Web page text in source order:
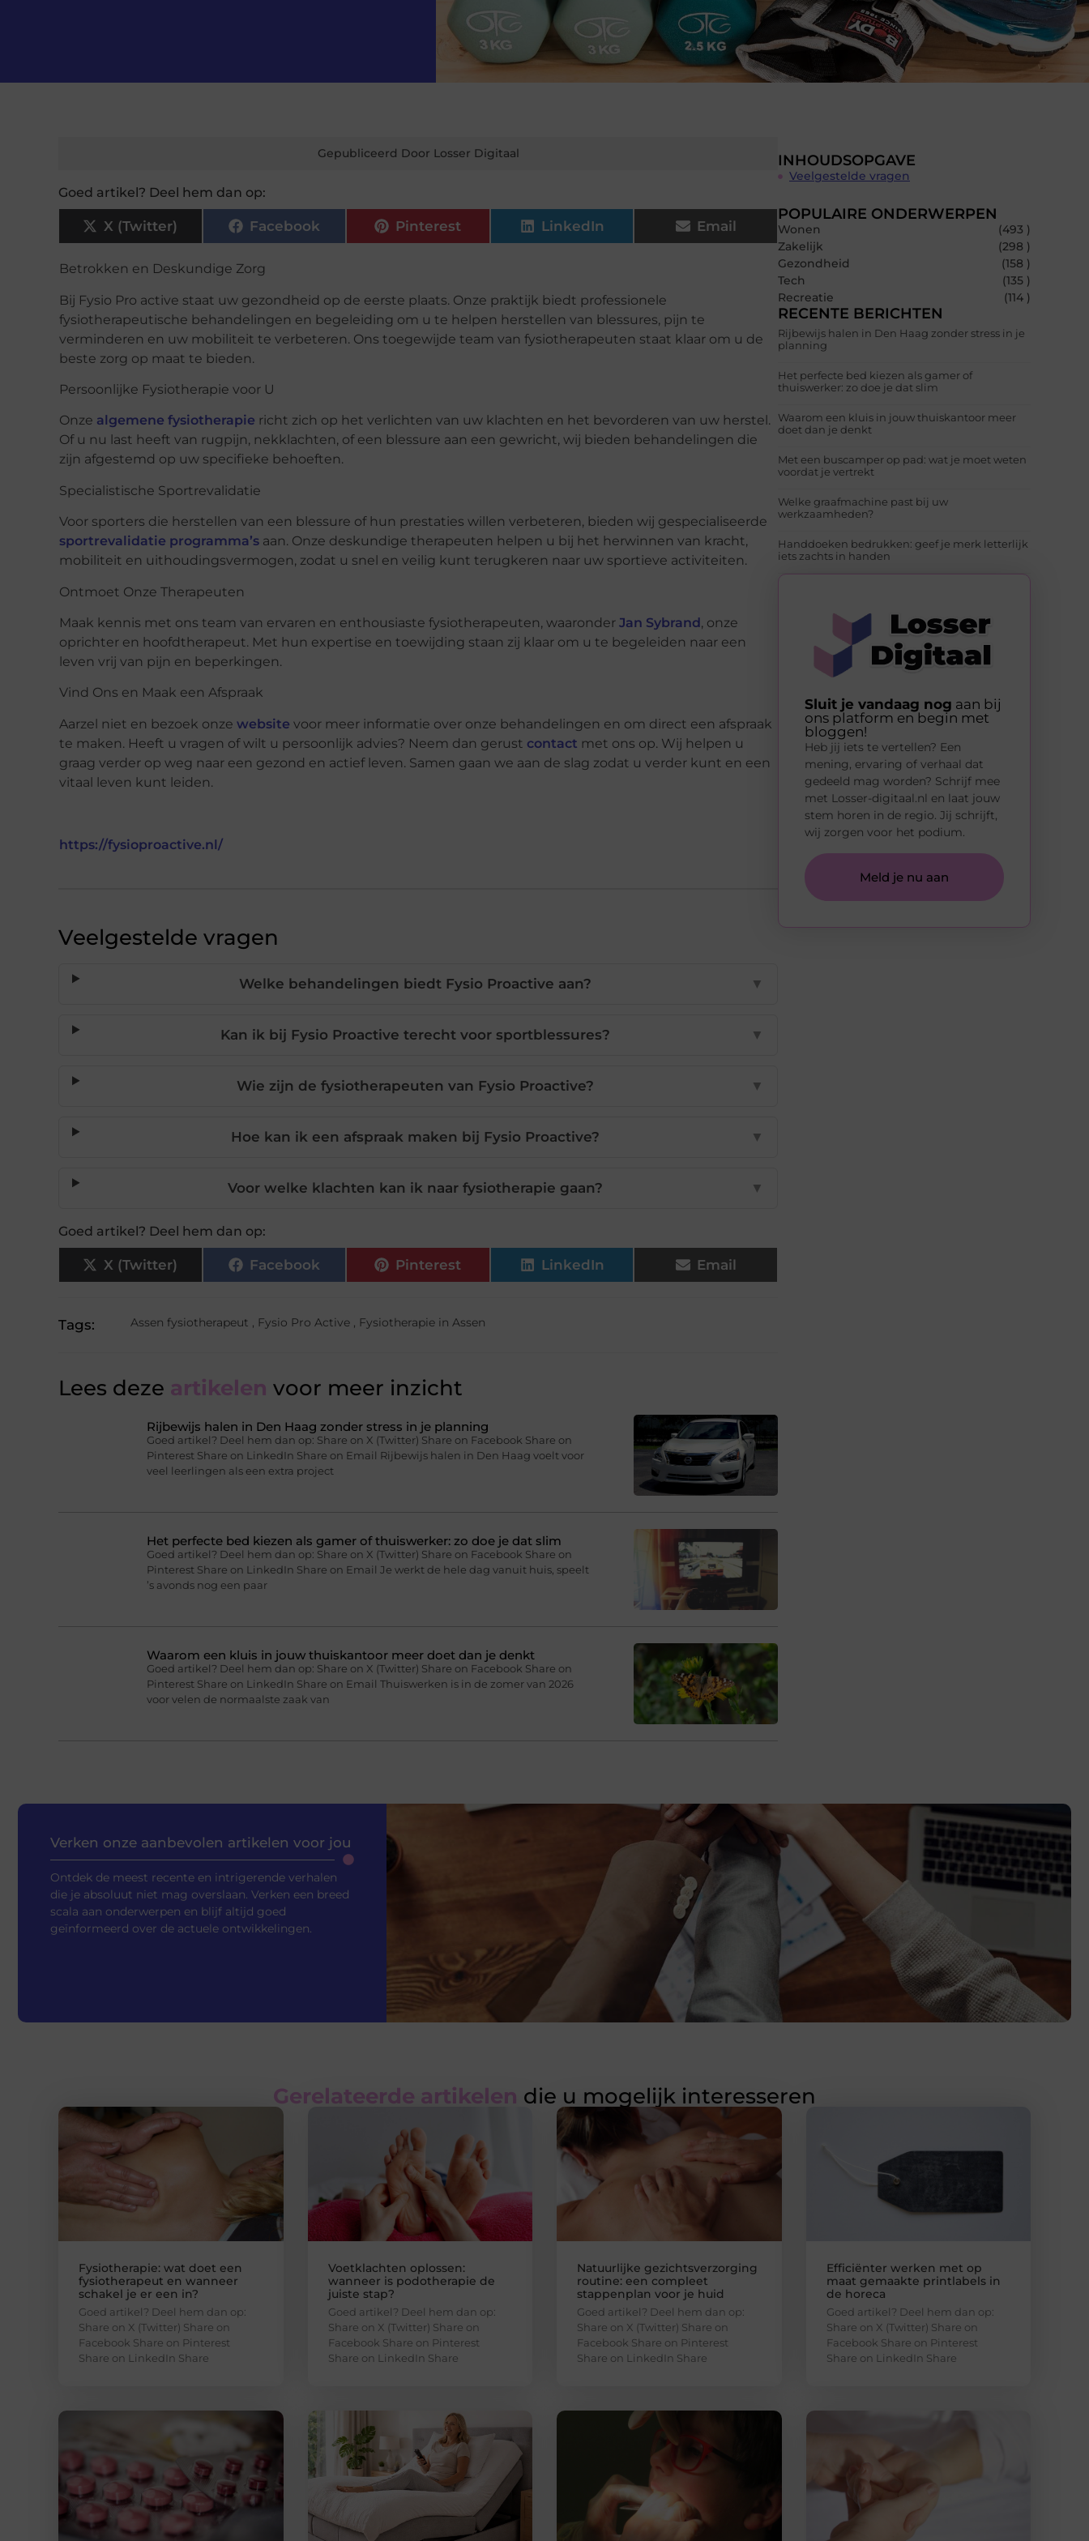
Gepubliceerd Door Losser Digitaal
Goed artikel? Deel hem dan op:
X (Twitter) Facebook Pinterest LinkedIn Email
Betrokken en Deskundige Zorg
Bij Fysio Pro active staat uw gezondheid op de eerste plaats. Onze praktijk biedt professionele
fysiotherapeutische behandelingen en begeleiding om u te helpen herstellen van blessures, pijn te
verminderen en uw mobiliteit te verbeteren. Ons toegewijde team van fysiotherapeuten staat klaar om u de
beste zorg op maat te bieden.
Persoonlijke Fysiotherapie voor U
Onze algemene fysiotherapie richt zich op het verlichten van uw klachten en het bevorderen van uw herstel.
Of u nu last heeft van rugpijn, nekklachten, of een blessure aan een gewricht, wij bieden behandelingen die
zijn afgestemd op uw specifieke behoeften.
Specialistische Sportrevalidatie
Voor sporters die herstellen van een blessure of hun prestaties willen verbeteren, bieden wij gespecialiseerde
sportrevalidatie programma’s aan. Onze deskundige therapeuten helpen u bij het herwinnen van kracht,
mobiliteit en uithoudingsvermogen, zodat u snel en veilig kunt terugkeren naar uw sportieve activiteiten.
Ontmoet Onze Therapeuten
Maak kennis met ons team van ervaren en enthousiaste fysiotherapeuten, waaronder Jan Sybrand, onze
oprichter en hoofdtherapeut. Met hun expertise en toewijding staan zij klaar om u te begeleiden naar een
leven vrij van pijn en beperkingen.
Vind Ons en Maak een Afspraak
Aarzel niet en bezoek onze website voor meer informatie over onze behandelingen en om direct een afspraak
te maken. Heeft u vragen of wilt u persoonlijk advies? Neem dan gerust contact met ons op. Wij helpen u
graag verder op weg naar een gezond en actief leven. Samen gaan we aan de slag zodat u verder kunt en een
vitaal leven kunt leiden.
https://fysioproactive.nl/
Veelgestelde vragen
Welke behandelingen biedt Fysio Proactive aan? ▼
Kan ik bij Fysio Proactive terecht voor sportblessures? ▼
Wie zijn de fysiotherapeuten van Fysio Proactive? ▼
Hoe kan ik een afspraak maken bij Fysio Proactive? ▼
Voor welke klachten kan ik naar fysiotherapie gaan? ▼
Goed artikel? Deel hem dan op:
X (Twitter) Facebook Pinterest LinkedIn Email
Tags: Assen fysiotherapeut , Fysio Pro Active, Fysiotherapie in Assen
Lees deze artikelen voor meer inzicht
Rijbewijs halen in Den Haag zonder stress in je planning
Goed artikel? Deel hem dan op: Share on X (Twitter) Share on Facebook Share on
Pinterest Share on LinkedIn Share on Email Rijbewijs halen in Den Haag voelt voor
veel leerlingen als een extra project
Het perfecte bed kiezen als gamer of thuiswerker: zo doe je dat slim
Goed artikel? Deel hem dan op: Share on X (Twitter) Share on Facebook Share on
Pinterest Share on LinkedIn Share on Email Je werkt de hele dag vanuit huis, speelt
’s avonds nog een paar
Waarom een kluis in jouw thuiskantoor meer doet dan je denkt
Goed artikel? Deel hem dan op: Share on X (Twitter) Share on Facebook Share on
Pinterest Share on LinkedIn Share on Email Thuiswerken is in de zomer van 2026
voor velen de normaalste zaak van
INHOUDSOPGAVE
Veelgestelde vragen
POPULAIRE ONDERWERPEN
Wonen
(493 )
Zakelijk
(298 )
Gezondheid
(158 )
Tech
(135 )
Recreatie
(114 )
RECENTE BERICHTEN
Rijbewijs halen in Den Haag zonder stress in je
planning
Het perfecte bed kiezen als gamer of
thuiswerker: zo doe je dat slim
Waarom een kluis in jouw thuiskantoor meer
doet dan je denkt
Met een buscamper op pad: wat je moet weten
voordat je vertrekt
Welke graafmachine past bij uw
werkzaamheden?
Handdoeken bedrukken: geef je merk letterlijk
iets zachts in handen
Sluit je vandaag nog aan bij
ons platform en begin met
bloggen!
Heb jij iets te vertellen? Een
mening, ervaring of verhaal dat
gedeeld mag worden? Schrijf mee
met Losser-digitaal.nl en laat jouw
stem horen in de regio. Jij schrijft,
wij zorgen voor het podium.
Meld je nu aan
Verken onze aanbevolen artikelen voor jou
Ontdek de meest recente en intrigerende verhalen
die je absoluut niet mag overslaan. Verken een breed
scala aan onderwerpen en blijf altijd goed
geïnformeerd over de actuele ontwikkelingen.
Gerelateerde artikelen die u mogelijk interesseren
Fysiotherapie: wat doet een
fysiotherapeut en wanneer
schakel je er een in?
Goed artikel? Deel hem dan op:
Share on X (Twitter) Share on
Facebook Share on Pinterest
Share on LinkedIn Share
Voetklachten oplossen:
wanneer is podotherapie de
juiste stap?
Goed artikel? Deel hem dan op:
Share on X (Twitter) Share on
Facebook Share on Pinterest
Share on LinkedIn Share
Natuurlijke gezichtsverzorging
routine: een compleet
stappenplan voor je huid
Goed artikel? Deel hem dan op:
Share on X (Twitter) Share on
Facebook Share on Pinterest
Share on LinkedIn Share
Efficiënter werken met op
maat gemaakte printlabels in
de horeca
Goed artikel? Deel hem dan op:
Share on X (Twitter) Share on
Facebook Share on Pinterest
Share on LinkedIn Share